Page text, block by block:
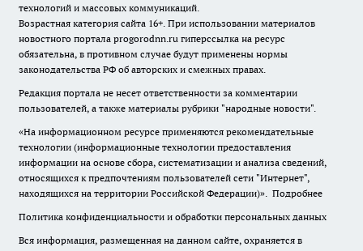
технологий и массовых коммуникаций.
Возрастная категория сайта 16+. При использовании материалов
новостного портала progorodnn.ru гиперссылка на ресурс
обязательна, в противном случае будут применены нормы
законодательства РФ об авторских и смежных правах.
Редакция портала не несет ответственности за комментарии
пользователей, а также материалы рубрики "народные новости".
«На информационном ресурсе применяются рекомендательные
технологии (информационные технологии предоставления
информации на основе сбора, систематизации и анализа сведений,
относящихся к предпочтениям пользователей сети "Интернет",
находящихся на территории Российской Федерации)». Подробнее
Политика конфиденциальности и обработки персональных данных
Вся информация, размещенная на данном сайте, охраняется в